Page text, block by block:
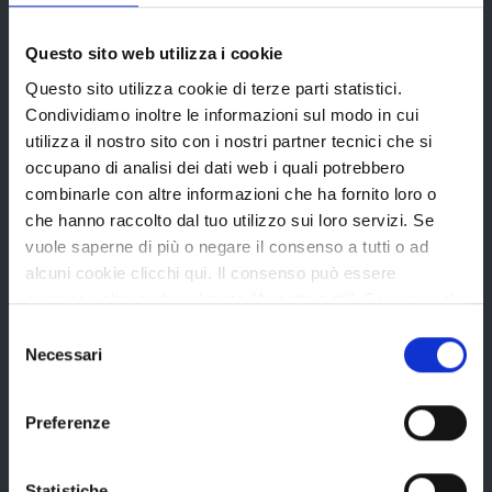
Questo sito web utilizza i cookie
Questo sito utilizza cookie di terze parti statistici.
Condividiamo inoltre le informazioni sul modo in cui
utilizza il nostro sito con i nostri partner tecnici che si
occupano di analisi dei dati web i quali potrebbero
combinarle con altre informazioni che ha fornito loro o
che hanno raccolto dal tuo utilizzo sui loro servizi. Se
vuole saperne di più o negare il consenso a tutti o ad
alcuni cookie clicchi qui. Il consenso può essere
espresso cliccando sul tasto "Accetta tutti". Se non vuole
tasto "Rifiuta".
delNecessari
Preferenze
Provincia di Reggio Emilia
La Provincia
Organi di governo
Uffici e orari
Edifici e Parchi